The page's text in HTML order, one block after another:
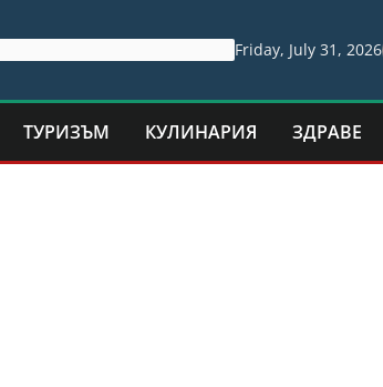
Friday, July 31, 2026
ТУРИЗЪМ КУЛИНАРИЯ ЗДРАВЕ